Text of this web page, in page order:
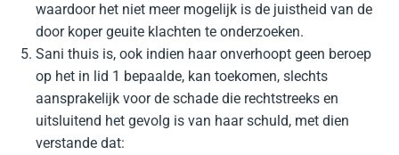
waardoor het niet meer mogelijk is de juistheid van de
door koper geuite klachten te onderzoeken.
Sani thuis is, ook indien haar onverhoopt geen beroep
op het in lid 1 bepaalde, kan toekomen, slechts
aansprakelijk voor de schade die rechtstreeks en
uitsluitend het gevolg is van haar schuld, met dien
verstande dat: